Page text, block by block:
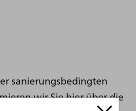
sanierungsbedingten
wir Sie hier über die